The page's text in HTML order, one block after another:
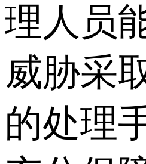
理人员
威胁采
的处理